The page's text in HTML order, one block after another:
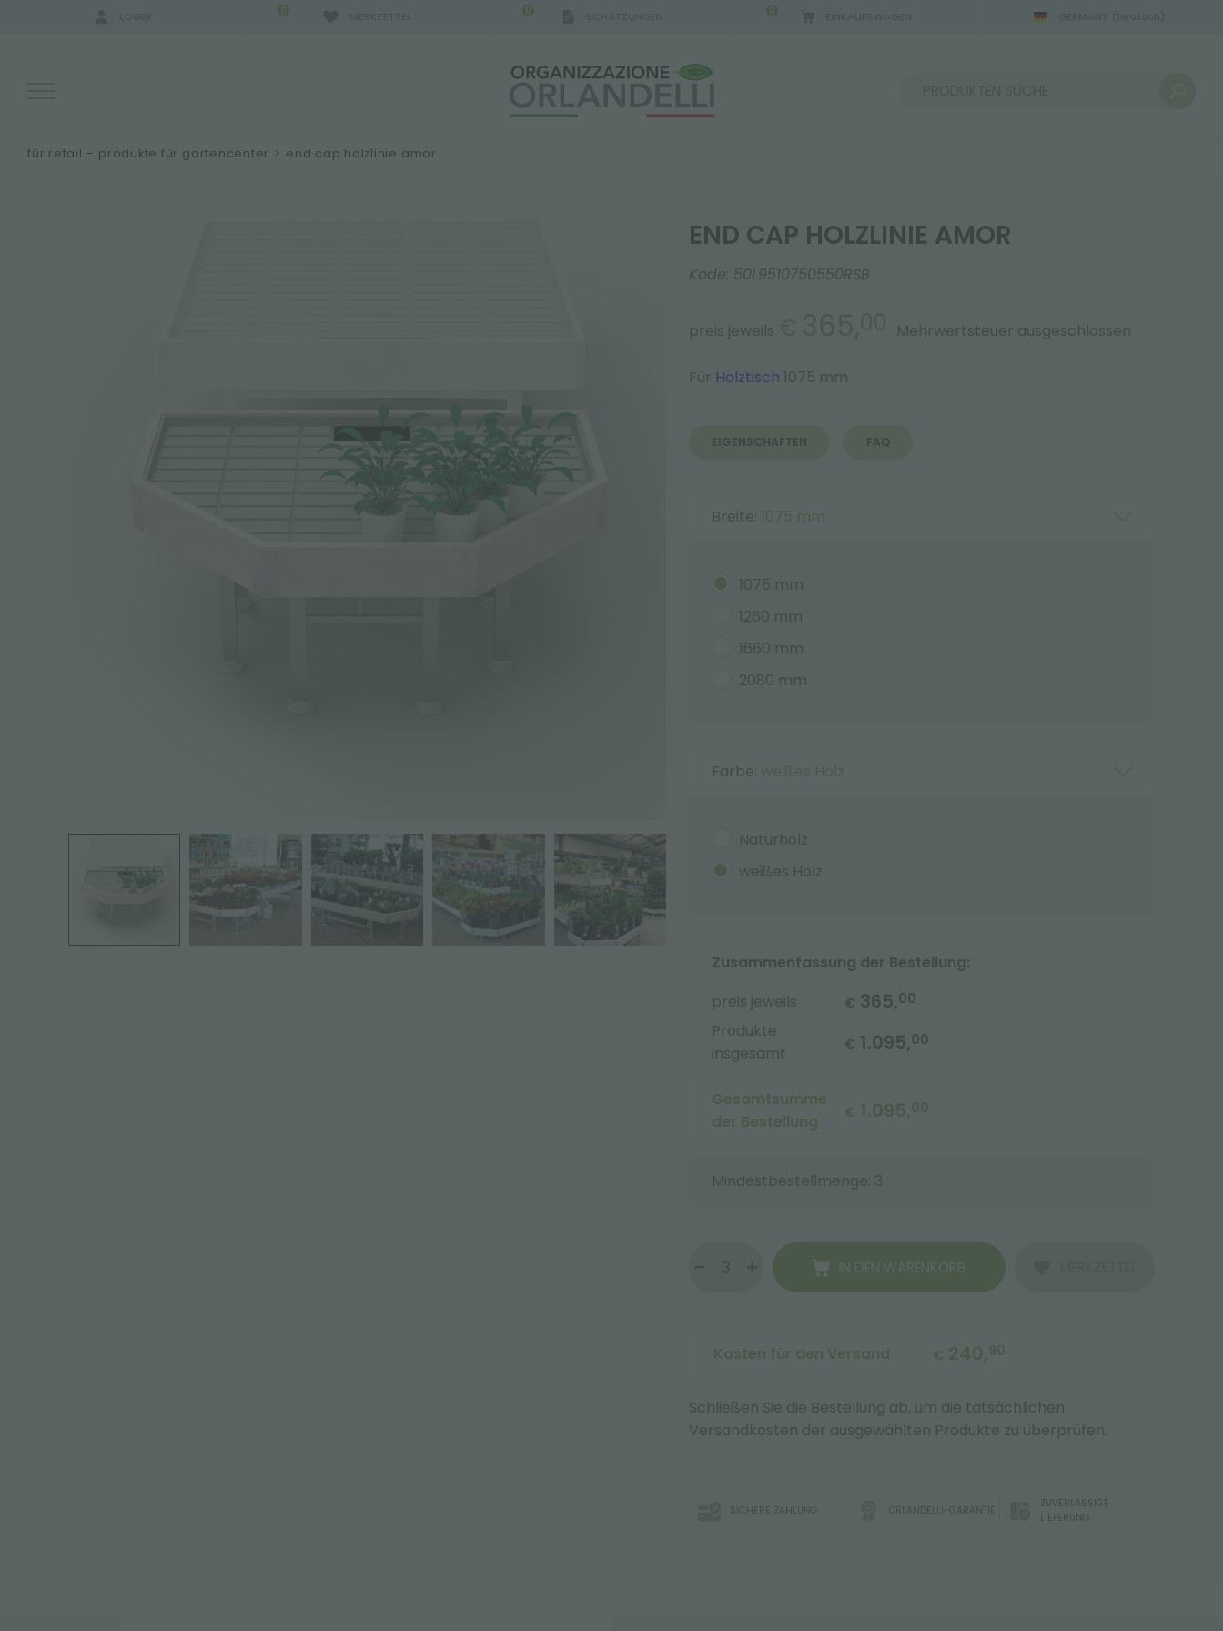
0 0 0
für retail – produkte für gartencenter > end cap holzlinie amor
END CAP HOLZLINIE AMOR
Kode: 50L9510750550RSB
preis jeweils € 365,00 Mehrwertsteuer ausgeschlossen
Für Holztisch 1075 mm
EIGENSCHAFTEN FAQ
Breite: 1075 mm
1075 mm
1260 mm
1660 mm
2080 mm
Farbe: weißes Holz
Naturholz
weißes Holz
Zusammenfassung der Bestellung:
preis jeweils
€ 365,00
Produkte
insgesamt
€ 1.095,00
Gesamtsumme
der Bestellung
€ 1.095,00
Mindestbestellmenge: 3
IN DEN WARENKORB
Kosten für den Versand € 240,90
Schließen Sie die Bestellung ab, um die tatsächlichen
Versandkosten der ausgewählten Produkte zu überprüfen.
SICHERE ZAHLUNG ORLANDELLI-GARANTIE
ZUVERLÄSSIGE
LIEFERUNG